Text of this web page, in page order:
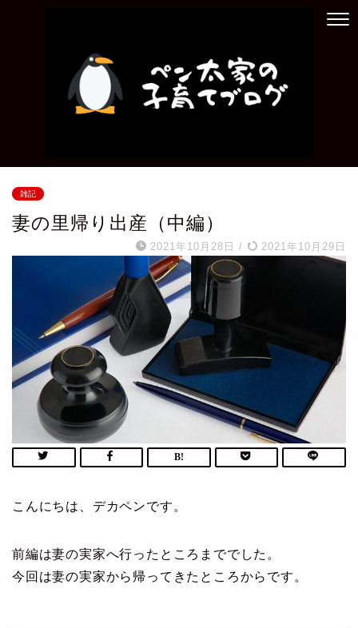
雑記
妻の里帰り出産（中編）
2021年10月28日 / 2021年10月29日
こんにちは、デカペンです。
前編は妻の実家へ行ったところまででした。
今回は妻の実家から帰ってきたところからです。